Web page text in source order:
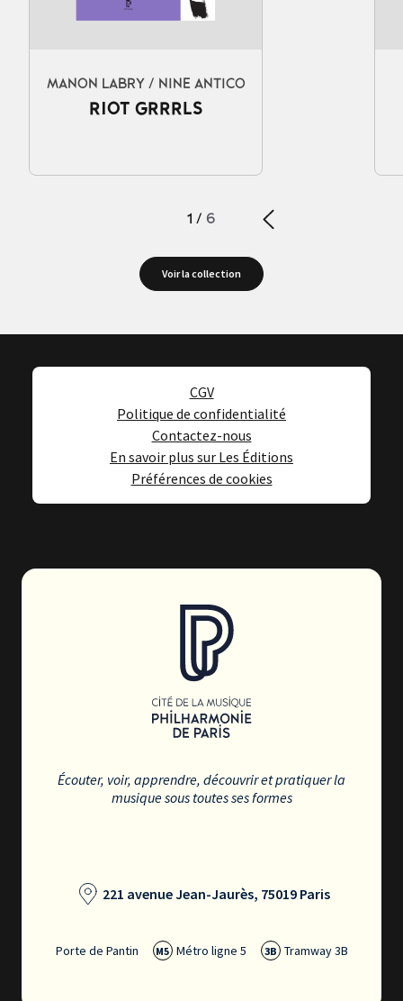
MANON LABRY / NINE ANTICO
RIOT GRRRLS
1 / 6
Voir la collection
CGV
Politique de confidentialité
Contactez-nous
En savoir plus sur Les Éditions
Préférences de cookies